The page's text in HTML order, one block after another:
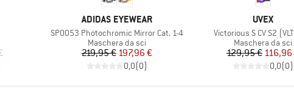
MARCHIO
ADIDAS EYEWEAR
Articolo
SP0053 Photochromic Mirror Cat. 1-4
Gruppo di prodotti
Maschera da sci
Prezzo
219,95 €Prezzo ridotto
197,96 €
0,0(0)
MARCHIO
UVEX
Articolo
Victorious S CV S2
Gruppo di prodotti
Maschera da sci
Prezzo
129,95 €Prezzo
0,0(0)